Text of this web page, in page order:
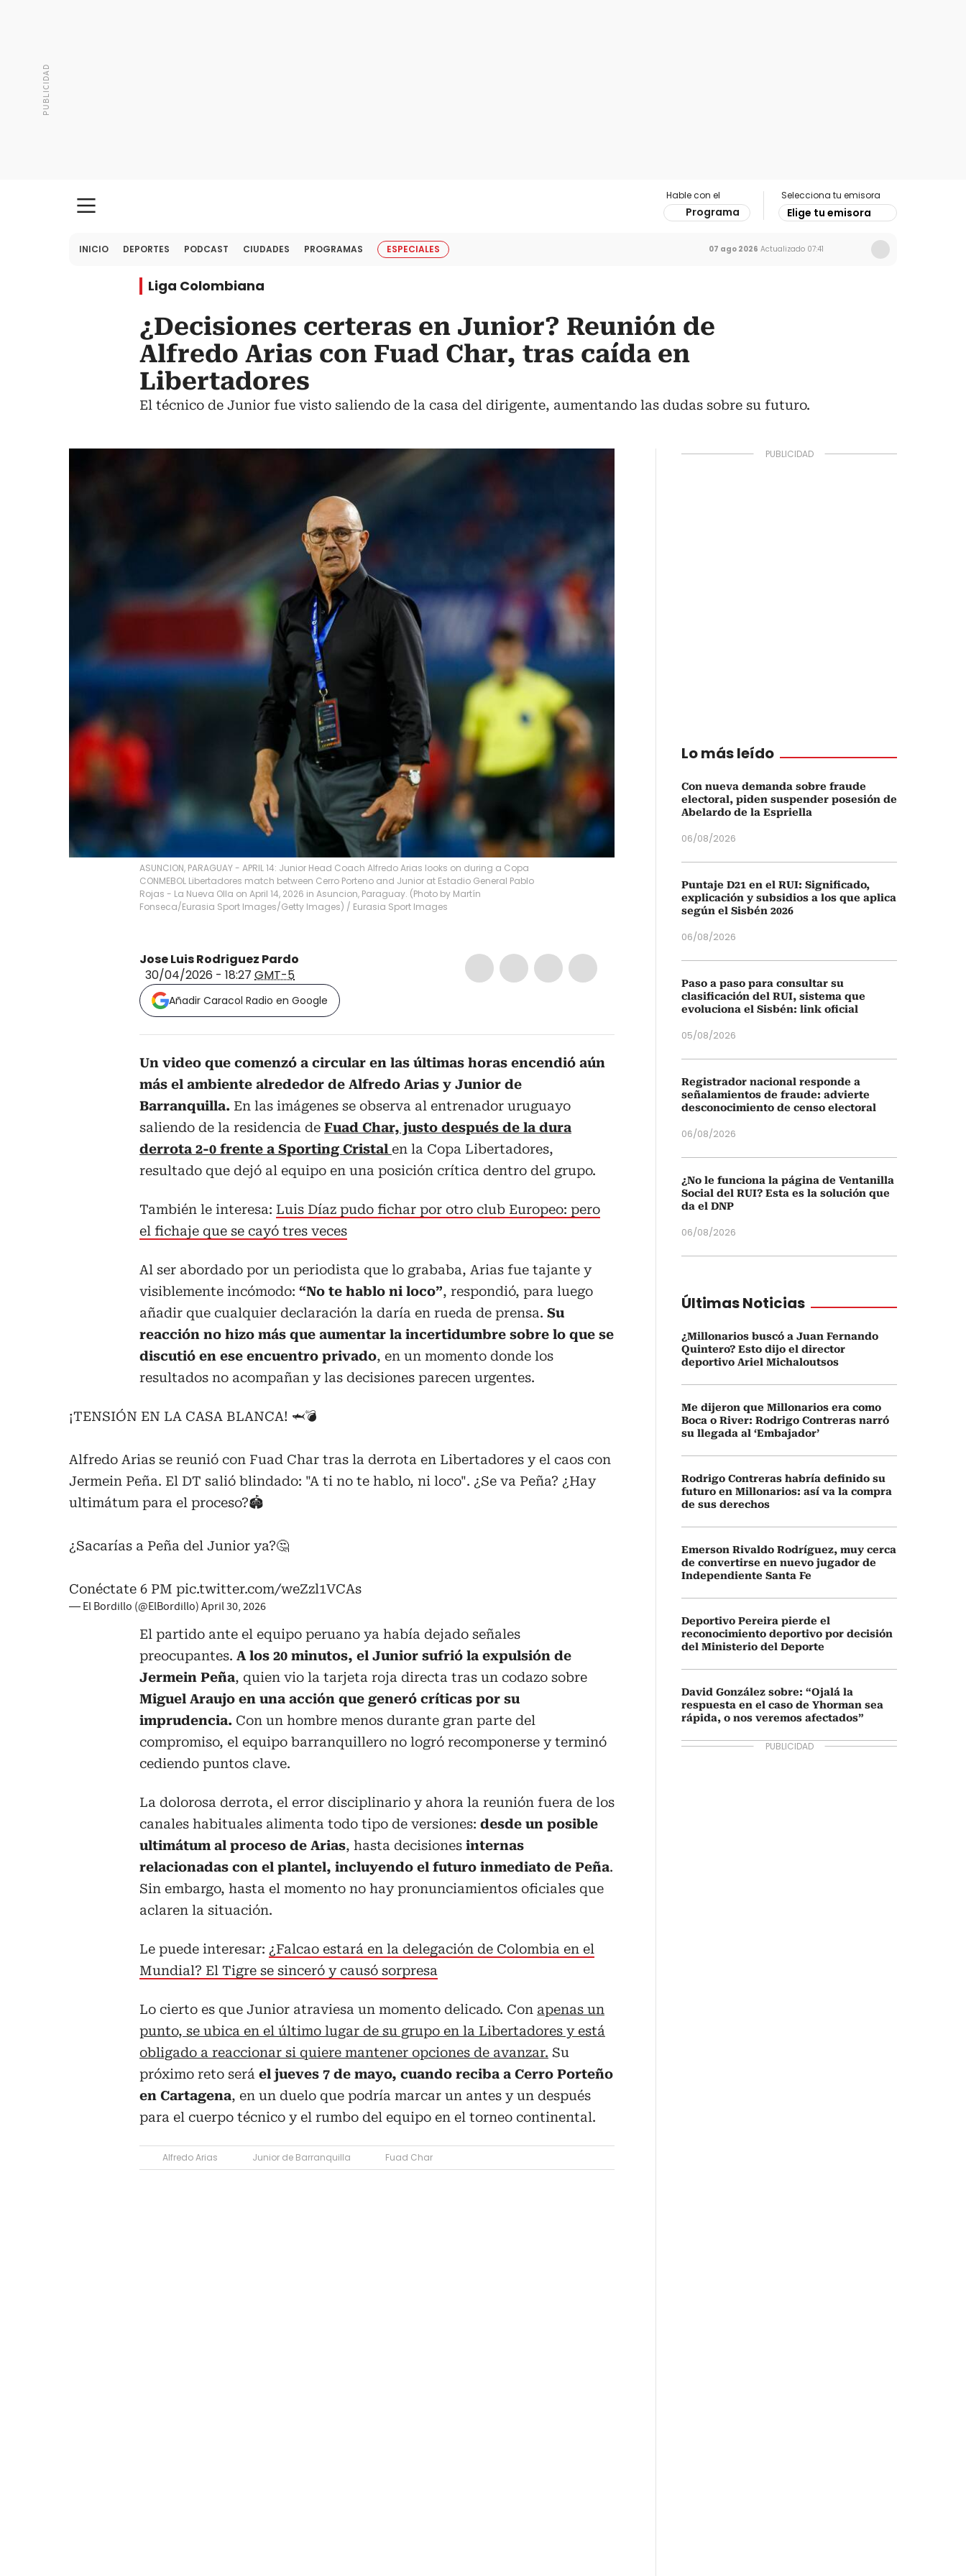
Hable con el
Programa
Selecciona tu emisora
Elige tu emisora
INICIO DEPORTES PODCAST CIUDADES PROGRAMAS ESPECIALES 07 ago 2026 Actualizado 07:41
Liga Colombiana
¿Decisiones certeras en Junior? Reunión de
Alfredo Arias con Fuad Char, tras caída en
Libertadores
El técnico de Junior fue visto saliendo de la casa del dirigente, aumentando las dudas sobre su futuro.
ASUNCION, PARAGUAY - APRIL 14: Junior Head Coach Alfredo Arias looks on during a Copa
CONMEBOL Libertadores match between Cerro Porteno and Junior at Estadio General Pablo
Rojas - La Nueva Olla on April 14, 2026 in Asuncion, Paraguay. (Photo by Martín
Fonseca/Eurasia Sport Images/Getty Images) / Eurasia Sport Images
Jose Luis Rodriguez Pardo
30/04/2026 - 18:27 GMT-5
Añadir Caracol Radio en Google
Un video que comenzó a circular en las últimas horas encendió aún
más el ambiente alrededor de Alfredo Arias y Junior de
Barranquilla. En las imágenes se observa al entrenador uruguayo
saliendo de la residencia de Fuad Char, justo después de la dura
derrota 2-0 frente a Sporting Cristal en la Copa Libertadores,
resultado que dejó al equipo en una posición crítica dentro del grupo.
También le interesa: Luis Díaz pudo fichar por otro club Europeo: pero
el fichaje que se cayó tres veces
Al ser abordado por un periodista que lo grababa, Arias fue tajante y
visiblemente incómodo: “No te hablo ni loco”, respondió, para luego
añadir que cualquier declaración la daría en rueda de prensa. Su
reacción no hizo más que aumentar la incertidumbre sobre lo que se
discutió en ese encuentro privado, en un momento donde los
resultados no acompañan y las decisiones parecen urgentes.
¡TENSIÓN EN LA CASA BLANCA! 🦈💣
Alfredo Arias se reunió con Fuad Char tras la derrota en Libertadores y el caos con
Jermein Peña. El DT salió blindado: "A ti no te hablo, ni loco". ¿Se va Peña? ¿Hay
ultimátum para el proceso?🏟️
¿Sacarías a Peña del Junior ya?🤔
Conéctate 6 PM pic.twitter.com/weZzl1VCAs
— El Bordillo (@ElBordillo) April 30, 2026
El partido ante el equipo peruano ya había dejado señales
preocupantes. A los 20 minutos, el Junior sufrió la expulsión de
Jermein Peña, quien vio la tarjeta roja directa tras un codazo sobre
Miguel Araujo en una acción que generó críticas por su
imprudencia. Con un hombre menos durante gran parte del
compromiso, el equipo barranquillero no logró recomponerse y terminó
cediendo puntos clave.
La dolorosa derrota, el error disciplinario y ahora la reunión fuera de los
canales habituales alimenta todo tipo de versiones: desde un posible
ultimátum al proceso de Arias, hasta decisiones internas
relacionadas con el plantel, incluyendo el futuro inmediato de Peña.
Sin embargo, hasta el momento no hay pronunciamientos oficiales que
aclaren la situación.
Le puede interesar: ¿Falcao estará en la delegación de Colombia en el
Mundial? El Tigre se sinceró y causó sorpresa
Lo cierto es que Junior atraviesa un momento delicado. Con apenas un
punto, se ubica en el último lugar de su grupo en la Libertadores y está
obligado a reaccionar si quiere mantener opciones de avanzar. Su
próximo reto será el jueves 7 de mayo, cuando reciba a Cerro Porteño
en Cartagena, en un duelo que podría marcar un antes y un después
para el cuerpo técnico y el rumbo del equipo en el torneo continental.
Alfredo Arias Junior de Barranquilla Fuad Char
Lo más leído
Con nueva demanda sobre fraude
electoral, piden suspender posesión de
Abelardo de la Espriella
06/08/2026
Puntaje D21 en el RUI: Significado,
explicación y subsidios a los que aplica
según el Sisbén 2026
06/08/2026
Paso a paso para consultar su
clasificación del RUI, sistema que
evoluciona el Sisbén: link oficial
05/08/2026
Registrador nacional responde a
señalamientos de fraude: advierte
desconocimiento de censo electoral
06/08/2026
¿No le funciona la página de Ventanilla
Social del RUI? Esta es la solución que
da el DNP
06/08/2026
Últimas Noticias
¿Millonarios buscó a Juan Fernando
Quintero? Esto dijo el director
deportivo Ariel Michaloutsos
Me dijeron que Millonarios era como
Boca o River: Rodrigo Contreras narró
su llegada al ‘Embajador’
Rodrigo Contreras habría definido su
futuro en Millonarios: así va la compra
de sus derechos
Emerson Rivaldo Rodríguez, muy cerca
de convertirse en nuevo jugador de
Independiente Santa Fe
Deportivo Pereira pierde el
reconocimiento deportivo por decisión
del Ministerio del Deporte
David González sobre: “Ojalá la
respuesta en el caso de Yhorman sea
rápida, o nos veremos afectados”